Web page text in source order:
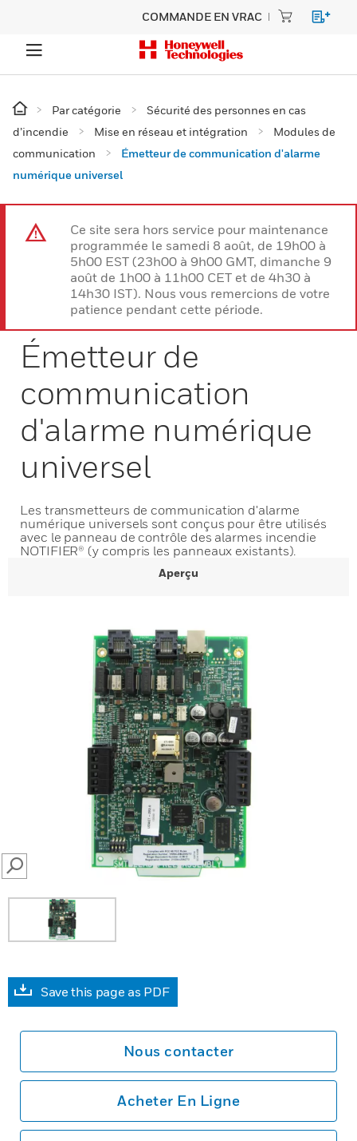
COMMANDE EN VRAC
Par catégorie
Sécurité des personnes en cas
d’incendie
Mise en réseau et intégration
Modules de
communication
Émetteur de communication d'alarme
numérique universel
Ce site sera hors service pour maintenance
programmée le samedi 8 août, de 19h00 à
5h00 EST (23h00 à 9h00 GMT, dimanche 9
août de 1h00 à 11h00 CET et de 4h30 à
14h30 IST). Nous vous remercions de votre
patience pendant cette période.
Émetteur de
communication
d'alarme numérique
universel
Les transmetteurs de communication d'alarme
numérique universels sont conçus pour être utilisés
avec le panneau de contrôle des alarmes incendie
NOTIFIER® (y compris les panneaux existants).
Aperçu
SEARCH
Save this page as PDF
Nous contacter
Acheter En Ligne